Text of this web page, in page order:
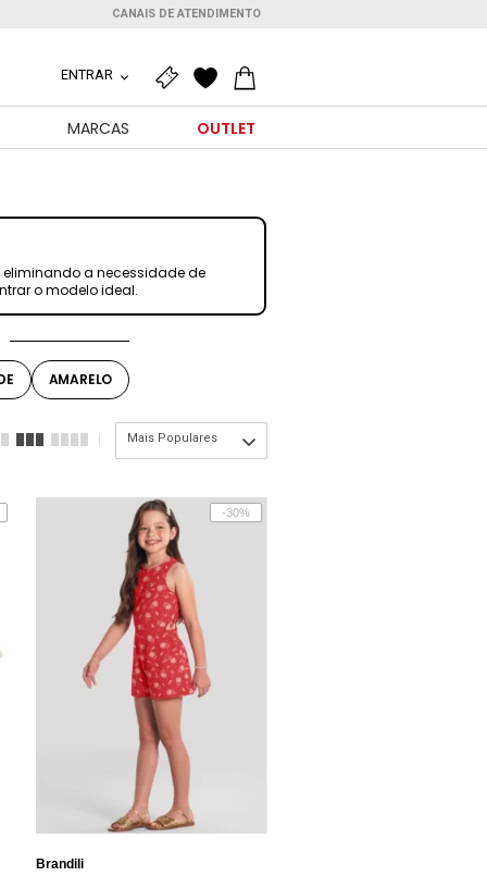
CANAIS DE ATENDIMENTO
ENTRAR
MARCAS OUTLET
a necessidade de
o modelo ideal.
AMARELO
Mais Populares
-30%
Brandili